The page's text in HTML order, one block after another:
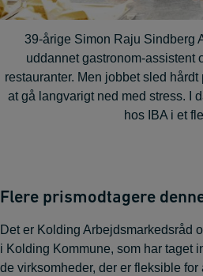
39-årige Simon Raju Sindberg
uddannet gastronom-assistent
restauranter. Men jobbet sled
at gå langvarigt ned med stress. I
hos IBA i et
Flere prismodtagere
Det er Kolding Arbejdsmarkedsråd
i Kolding Kommune, som har taget
de virksomheder, der er fleksible